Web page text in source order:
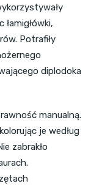
Potrafiły
diplodoka
manualną.
je według
zabrakło